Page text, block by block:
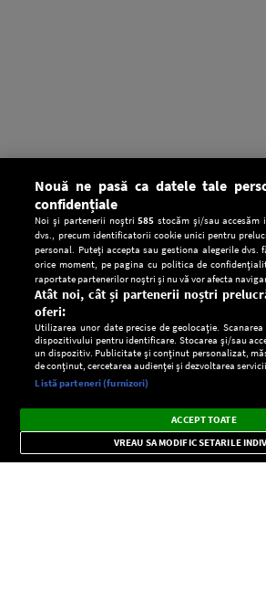
Setări:
Dark
Mode
Radio live, podcasturi, știri și alerte
importante.
Nouă ne pasă ca datele tale
confidențiale
Noi și partenerii noștri585 stocăm și/sau
dvs., precum identificatorii cookie unici pentru
personal. Puteți accepta sau gestiona alegerile dvs.
orice moment, pe pagina cu politica de
raportate partenerilor noștri și nu vă vor afecta
Atât noi, cât și partenerii noștri
oferi:
Utilizarea unor date precise de geolocație.
dispozitivului pentru identificare. Stocarea și/sau
un dispozitiv. Publicitate și conținut personalizat,
de conținut, cercetarea audienței și dezvoltarea
Listă parteneri (furnizori)
ACCEPT TOATE
VREAU SA MODIFIC SETARILE